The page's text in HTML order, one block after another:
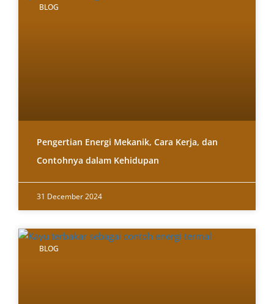
BLOG
Pengertian Energi Mekanik, Cara Kerja, dan
Contohnya dalam Kehidupan
31 December 2024
BLOG